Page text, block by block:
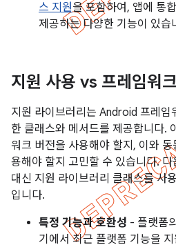
스 지원을 포함하여, 앱에 통
제공하는 다양한 기능이 있습
지원 사용 vs 프레임워
지원 라이브러리는 Android 프레임
한 클래스와 메서드를 제공합니다.
워크 버전을 사용해야 할지, 이와
용해야 할지 고민할 수 있습니다.
대신 지원 라이브러리 클래스를 사
입니다.
특정 기능과 호환성 - 플랫폼
기에서 최근 플랫폼 기능을